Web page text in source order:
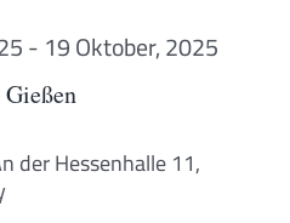
-19 Oktober, 2025
der Hessenhalle 11,